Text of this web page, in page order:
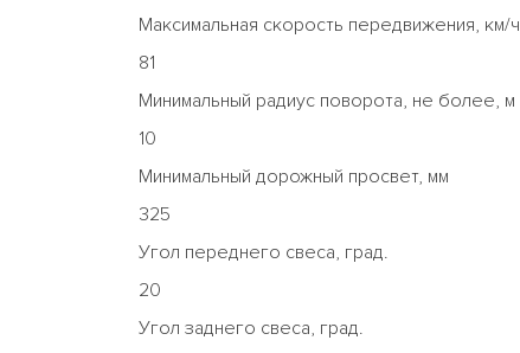
Максимальная скорость передвижения, км/ч
81
Минимальный радиус поворота, не более, м
10
Минимальный дорожный просвет, мм
325
Угол переднего свеса, град.
20
Угол заднего свеса, град.